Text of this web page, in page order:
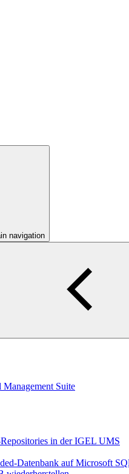
navigation
Suite
in der IGEL UMS
Datenbank auf Microsoft